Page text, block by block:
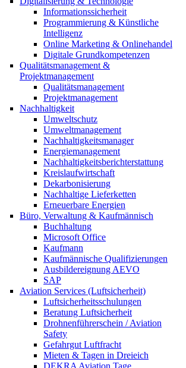
Informationssicherheit
Programmierung & Künstliche
Intelligenz
Online Marketing & Onlinehandel
Digitale Grundkompetenzen
Qualitätsmanagement &
Projektmanagement
Qualitätsmanagement
Projektmanagement
Nachhaltigkeit
Umweltschutz
Umweltmanagement
Nachhaltigkeitsmanager
Energiemanagement
Nachhaltigkeitsberichterstattung
Kreislaufwirtschaft
Dekarbonisierung
Nachhaltige Lieferketten
Erneuerbare Energien
Büro, Verwaltung & Kaufmännisch
Buchhaltung
Microsoft Office
Kaufmann
Kaufmännische Qualifizierungen
Ausbildereignung AEVO
SAP
Aviation Services (Luftsicherheit)
Luftsicherheitsschulungen
Beratung Luftsicherheit
Drohnenführerschein / Aviation
Safety
Gefahrgut Luftfracht
Mieten & Tagen in Dreieich
DEKRA Aviation Tage